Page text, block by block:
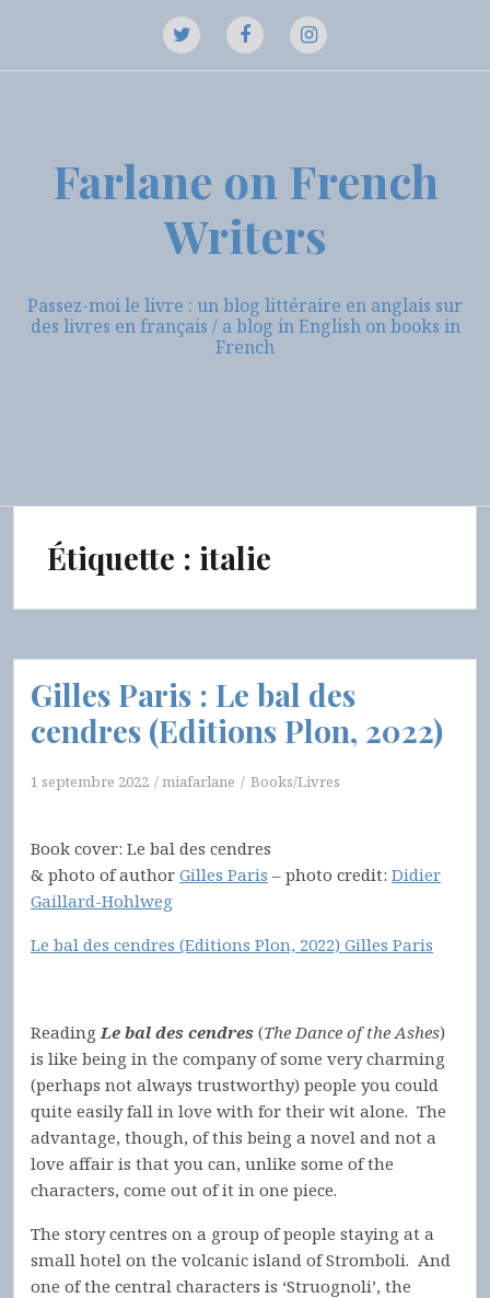
contenu
Twitter
Facebook
Instagram
Farlane on French
Writers
Passez-moi le livre : un blog littéraire en anglais sur
des livres en français / a blog in English on books in
French
Étiquette : italie
Gilles Paris : Le bal des
cendres (Editions Plon, 2022)
1 septembre 2022 miafarlane Books/Livres
Book cover: Le bal des cendres
& photo of author Gilles Paris – photo credit: Didier
Gaillard-Hohlweg
Le bal des cendres (Editions Plon, 2022) Gilles Paris
ReadingLe bal des cendres (The Dance of the Ashes)
is like being in the company of some very charming
(perhaps not always trustworthy) people you could
quite easily fall in love with for their wit alone. The
advantage, though, of this being a novel and not a
love affair is that you can, unlike some of the
characters, come out of it in one piece.
The story centres on a group of people staying at a
small hotel on the volcanic island of Stromboli. And
one of the central characters is ‘Struognoli’, the